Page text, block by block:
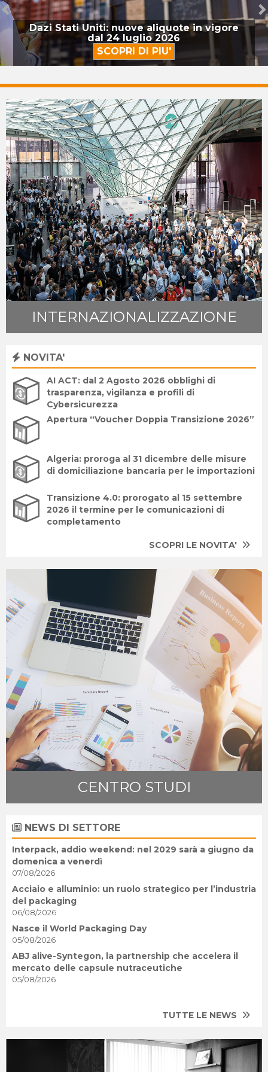
Project Management evolution: guidare i
progetti nell’era dell’Intelligenza
Artificiale
SCOPRI DI PIU'
INTERNAZIONALIZZAZIONE
NOVITA'
AI ACT: dal 2 Agosto 2026 obblighi di
trasparenza, vigilanza e profili di
Cybersicurezza
Apertura “Voucher Doppia Transizione 2026”
Algeria: proroga al 31 dicembre delle misure
di domiciliazione bancaria per le importazioni
Transizione 4.0: prorogato al 15 settembre
2026 il termine per le comunicazioni di
completamento
SCOPRI LE NOVITA'
CENTRO STUDI
NEWS DI SETTORE
Interpack, addio weekend: nel 2029 sarà a giugno da
domenica a venerdì
07/08/2026
Acciaio e alluminio: un ruolo strategico per l’industria
del packaging
06/08/2026
Nasce il World Packaging Day
05/08/2026
ABJ alive-Syntegon, la partnership che accelera il
mercato delle capsule nutraceutiche
05/08/2026
TUTTE LE NEWS